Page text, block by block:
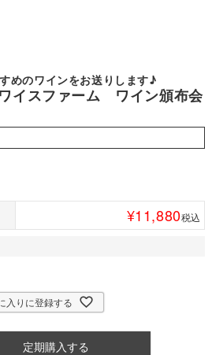
めのワインをお送りします♪
ワイスファーム ワイン頒布会
¥11,880税込
入りに登録する
定期購入する